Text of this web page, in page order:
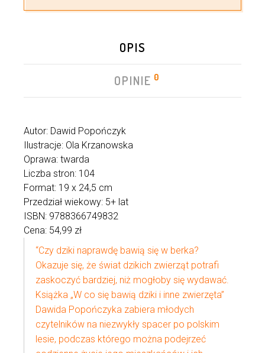
OPIS
OPINIE 0
Autor: Dawid Popończyk
Ilustracje: Ola Krzanowska
Oprawa: twarda
Liczba stron: 104
Format: 19 x 24,5 cm
Przedział wiekowy: 5+ lat
ISBN: 9788366749832
Cena: 54,99 zł
“Czy dziki naprawdę bawią się w berka?
Okazuje się, że świat dzikich zwierząt potrafi
zaskoczyć bardziej, niż mogłoby się wydawać.
Książka „W co się bawią dziki i inne zwierzęta”
Dawida Popończyka zabiera młodych
czytelników na niezwykły spacer po polskim
lesie, podczas którego można podejrzeć